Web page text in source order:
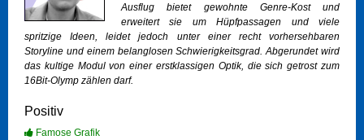
Ausflug bietet gewohnte Genre-Kost und
erweitert sie um Hüpfpassagen und viele
spritzige Ideen, leidet jedoch unter einer recht vorhersehbaren
Storyline und einem belanglosen Schwierigkeitsgrad. Abgerundet wird
das kultige Modul von einer erstklassigen Optik, die sich getrost zum
16Bit-Olymp zählen darf.
Positiv
Famose Grafik